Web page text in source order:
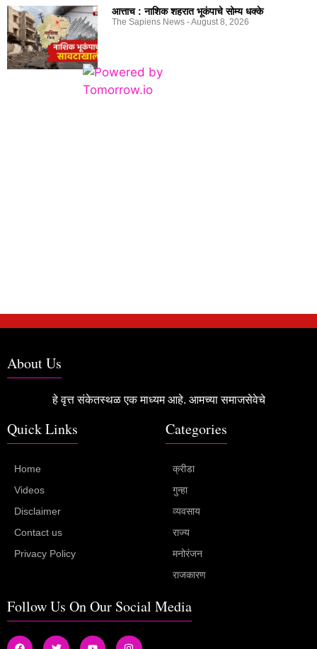
आत्ताच : नाशिक शहरात भूकंपाचे सोम्य धक्के
The Sapiens News August 8, 2026
About Us
हे वृत्त संकेतस्थळ एक माध्यम आहे. आमच्या समाजसेवेचे
Quick Links
Home
Videos
Disclaimer
Contact us
Privacy Policy
Categories
क्रीडा
गुन्हा
व्यवसाय
राज्य
मनोरंजन
राजकारण
Follow Us On Our Social Media